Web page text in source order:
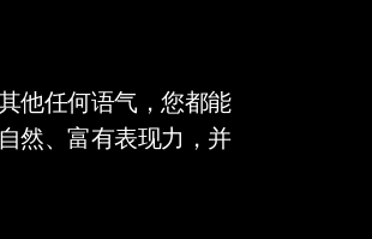
他任何语气，您都能
然、富有表现力，并